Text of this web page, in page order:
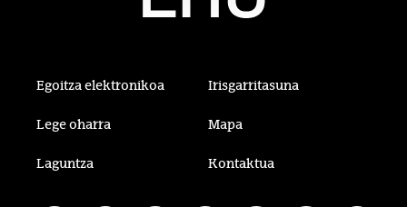
Egoitza elektronikoa Irisgarritasuna
Lege oharra Mapa
Laguntza Kontaktua